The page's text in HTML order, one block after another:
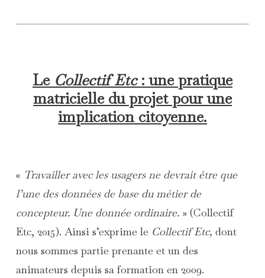
Le Collectif Etc: une pratique
matricielle du projet pour une
implication citoyenne.
« Travailler avec les usagers ne devrait être que
l’une des données de base du métier de
concepteur. Une donnée ordinaire. » (Collectif
Etc, 2015). Ainsi s’exprime le Collectif Etc, dont
nous sommes partie prenante et un des
animateurs depuis sa formation en 2009.